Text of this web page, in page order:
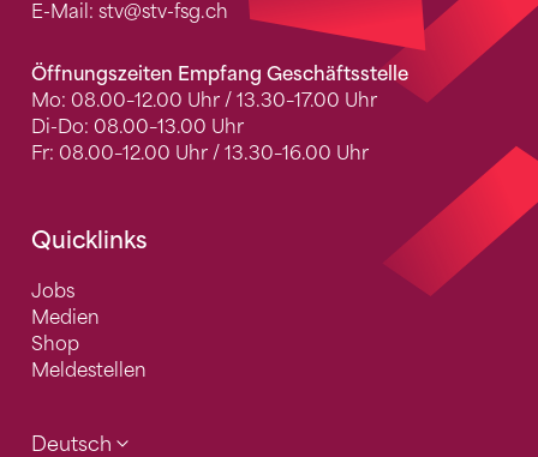
E-Mail: stv@stv-fsg.ch
Öffnungszeiten Empfang Geschäftsstelle
Mo: 08.00–12.00 Uhr / 13.30–17.00 Uhr
Di-Do: 08.00–13.00 Uhr
Fr: 08.00–12.00 Uhr / 13.30–16.00 Uhr
Quicklinks
Jobs
Medien
Shop
Meldestellen
Deutsch